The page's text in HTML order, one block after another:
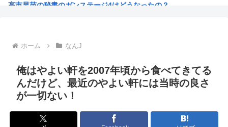
高市早苗の秘書のガンステージ4はどうなったの？
韓国人「現在、日本が密かに韓国からパクっているものがこち...
漫画の画像持ってないか
孫悟飯、『魔閃光』しかオリジナル技がないwww
トランプ政権高官「ちょっと中国企業制裁したりしただけなの...
出せよ…お前らが描いた絵!!
ホーム なんJ
俺はやよい軒を2007年頃から食べてきてる
んだけど、最近のやよい軒には当時の良さ
が一切ない！